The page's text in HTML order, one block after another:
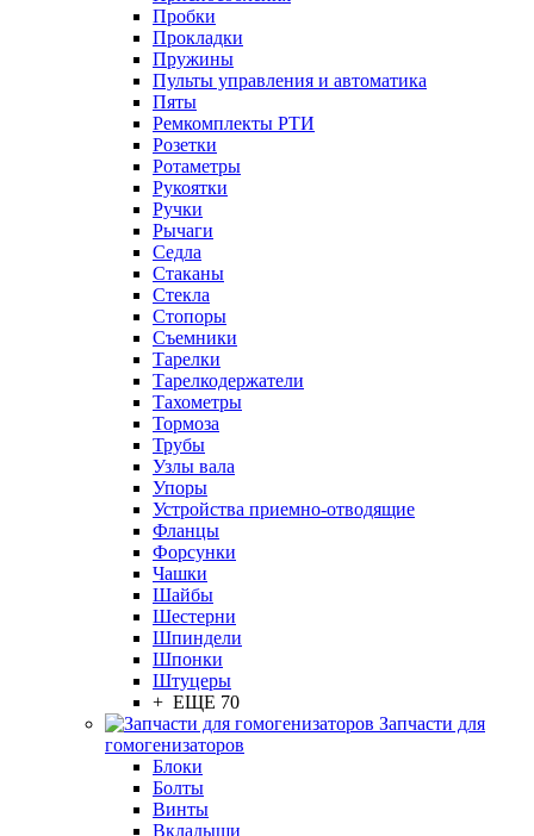
Пробки
Прокладки
Пружины
Пульты управления и автоматика
Пяты
Ремкомплекты РТИ
Розетки
Ротаметры
Рукоятки
Ручки
Рычаги
Седла
Стаканы
Стекла
Стопоры
Съемники
Тарелки
Тарелкодержатели
Тахометры
Тормоза
Трубы
Узлы вала
Упоры
Устройства приемно-отводящие
Фланцы
Форсунки
Чашки
Шайбы
Шестерни
Шпиндели
Шпонки
Штуцеры
+ ЕЩЕ 70
Запчасти для
гомогенизаторов
Блоки
Болты
Винты
Вкладыши